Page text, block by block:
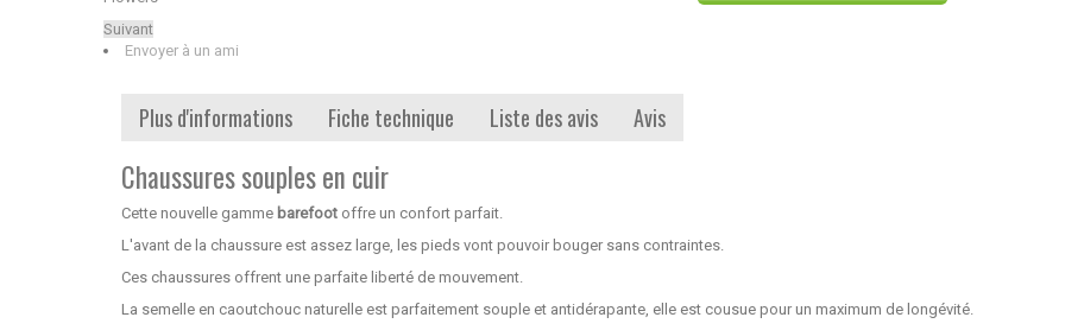
Suivant
Envoyer à un ami
Plus d'informations Fiche technique Liste des avis Avis
Chaussures souples en cuir
Cette nouvelle gamme barefoot offre un confort parfait.
L'avant de la chaussure est assez large, les pieds vont pouvoir bouger sans contraintes.
Ces chaussures offrent une parfaite liberté de mouvement.
La semelle en caoutchouc naturelle est parfaitement souple et antidérapante, elle est cousue pour un maximum de longévité.